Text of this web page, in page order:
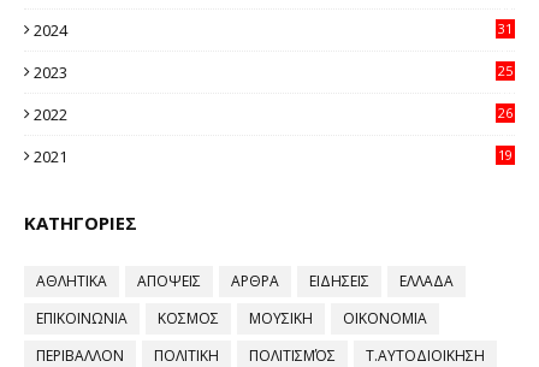
2024
31
2023
25
2022
26
2021
19
ΚΑΤΗΓΟΡΙΕΣ
ΑΘΛΗΤΙΚΑ ΑΠΟΨΕΙΣ ΑΡΘΡΑ ΕΙΔΗΣΕΙΣ
ΕΛΛΑΔΑ
ΕΠΙΚΟΙΝΩΝΙΑ
ΚΟΣΜΟΣ ΜΟΥΣΙΚΗ
ΟΙΚΟΝΟΜΙΑ
ΠΕΡΙΒΑΛΛΟΝ
ΠΟΛΙΤΙΚΗ ΠΟΛΙΤΙΣΜΌΣ
Τ.ΑΥΤΟΔΙΟΙΚΗΣΗ